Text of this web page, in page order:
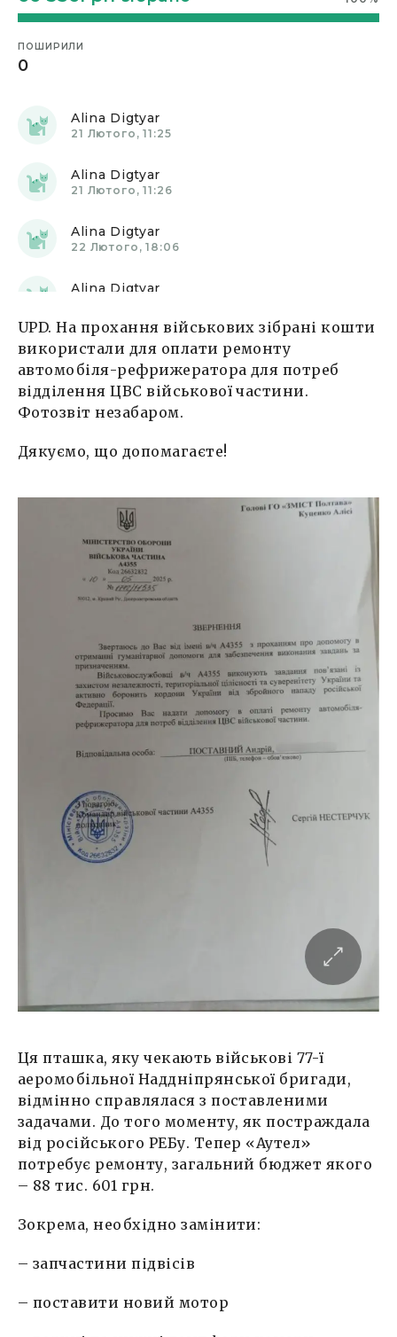
ПОШИРИЛИ
0
Alina Digtyar
20 Лютого, 14:10
Alina Digtyar
21 Лютого, 11:25
Alina Digtyar
21 Лютого, 11:26
Alina Digtyar
22 Лютого, 18:06
Alina Digtyar
Alina Digtyar
24 Лютого, 23:37
Alina Digtyar
25 Лютого, 13:04
Alina Digtyar
Alina Digtyar
27 Лютого, 12:10
Alina Digtyar
01 Березня, 11:43
03 Березня, 11:04
Alina Digtyar
04 Березня, 12:11
05 Березня, 11:36
Alina Digtyar
07 Березня, 10:07
Alina Digtyar
Alina Digtyar
14 Березня, 13:34
Alina Digtyar
16 Березня, 01:17
Alina Digtyar
17 Березня, 12:18
Alina Digtyar
UPD. На прохання військових зібрані кошти
використали для оплати ремонту
автомобіля-рефрижератора для потреб
відділення ЦВС військової частини.
Фотозвіт незабаром.
Дякуємо, що допомагаєте!
Ця пташка, яку чекають військові 77-ї
аеромобільної Наддніпрянської бригади,
відмінно справлялася з поставленими
задачами. До того моменту, як постраждала
від російського РЕБу. Тепер «Аутел»
потребує ремонту, загальний бюджет якого
– 88 тис. 601 грн.
Зокрема, необхідно замінити:
– запчастини підвісів
– поставити новий мотор